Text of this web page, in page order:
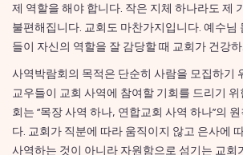
제 역할을 해야 합니다. 작은 지체 하나라도 제
불편해집니다. 교회도 마찬가지입니다. 예수님
들이 자신의 역할을 잘 감당할 때 교회가 건강
사역박람회의 목적은 단순히 사람을 모집하기
교우들이 교회 사역에 참여할 기회를 드리기 위
회는 “목장 사역 하나, 연합교회 사역 하나”의
다. 교회가 직분에 따라 움직이지 않고 은사에
사역하는 것이 아니라 자원함으로 섬기는 교회